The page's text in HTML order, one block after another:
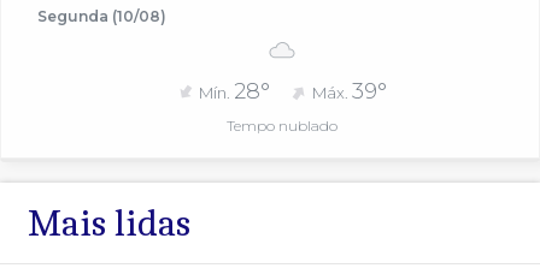
Segunda (10/08)
Mín. 28° Máx. 39°
Tempo nublado
Mais lidas